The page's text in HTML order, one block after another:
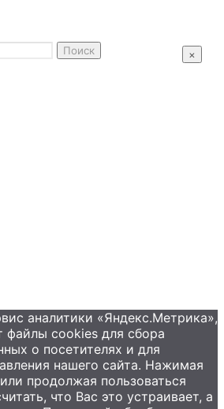
×
Поиск
аналитики «Яндекс.Метрика»,
файлы сookies для сбора
о посетителях и для
нашего сайта. Нажимая
продолжая пользоваться
что Вас это устраивает, а